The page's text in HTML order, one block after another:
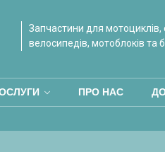
Запчастини для мотоциклів,
велосипедів, мотоблоків та
ПРО НАС